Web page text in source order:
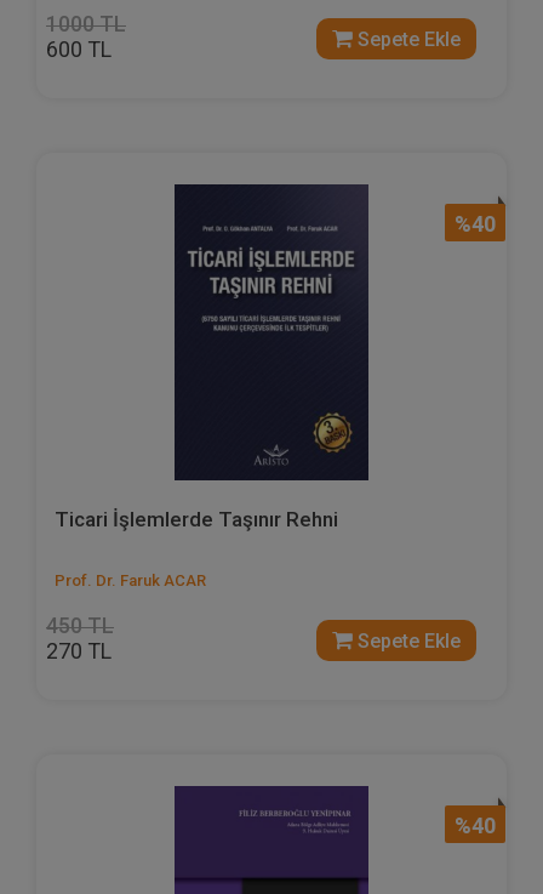
1000 TL
600 TL Sepete Ekle
%40
Ticari İşlemlerde Taşınır Rehni
Prof. Dr. Faruk ACAR
450 TL
270 TL Sepete Ekle
%40